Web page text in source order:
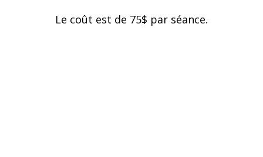
Le coût est de 75$ par séance.